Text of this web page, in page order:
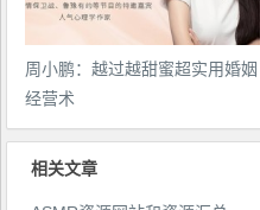
周小鹏：越过越甜蜜超实用婚姻
经营术
相关文章